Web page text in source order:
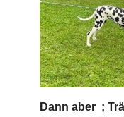
Dann aber ;